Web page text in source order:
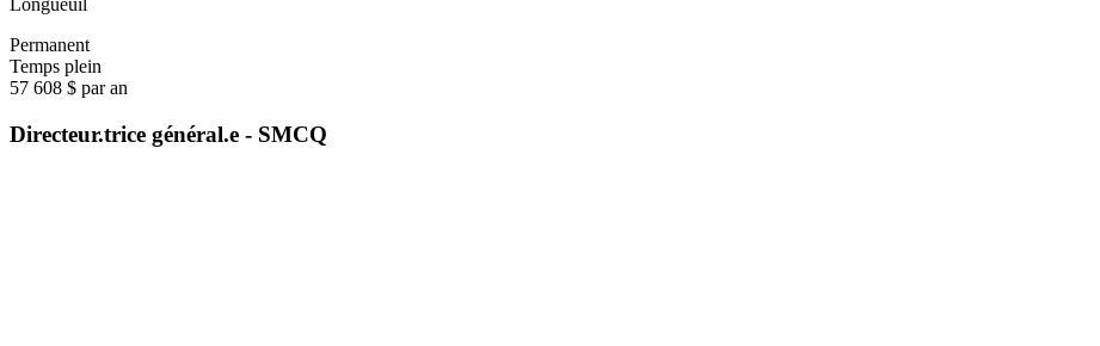
Permanent
Temps plein
57 608 $ par an
Directeur.trice général.e - SMCQ